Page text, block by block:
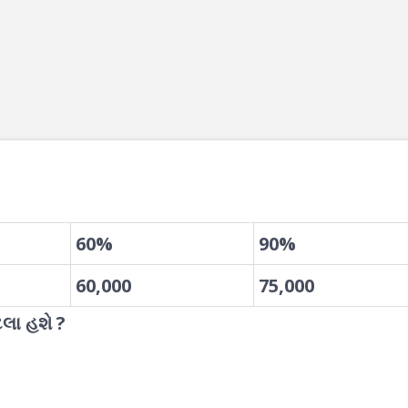
60%
90%
60,000
75,000
હશે ?